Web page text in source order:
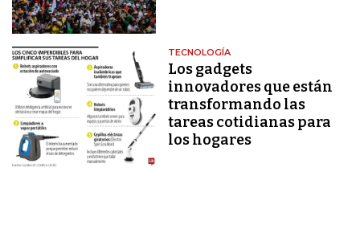
TECNOLOGÍA
Los gadgets
innovadores que están
transformando las
tareas cotidianas para
los hogares